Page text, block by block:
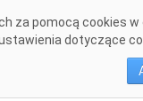
za pomocą cookies
dotyczące